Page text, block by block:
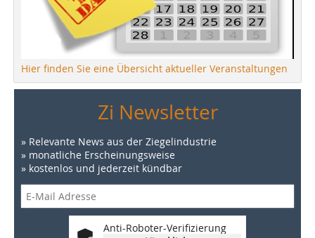
Hier finden Sie eine Übersicht aktueller Veranstaltungen
Zi Newsletter
» Relevante News aus der Ziegelindustrie
» monatliche Erscheinungsweise
» kostenlos und jederzeit kündbar
Anti-Roboter-Verifizierung